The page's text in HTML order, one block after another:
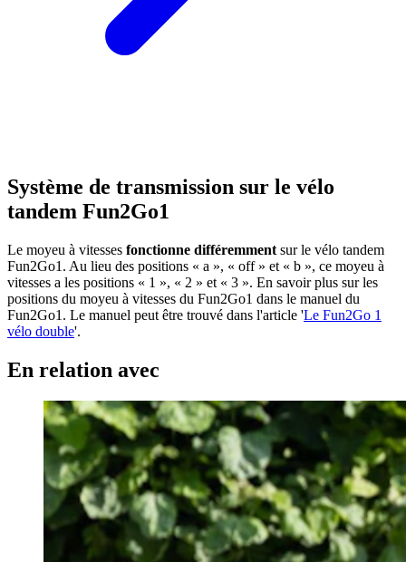
Système de transmission sur le vélo
tandem Fun2Go1
Le moyeu à vitesses fonctionne différemment sur le vélo tandem
Fun2Go1. Au lieu des positions « a », « off » et « b », ce moyeu à
vitesses a les positions « 1 », « 2 » et « 3 ». En savoir plus sur les
positions du moyeu à vitesses du Fun2Go1 dans le manuel du
Fun2Go1. Le manuel peut être trouvé dans l'article 'Le Fun2Go 1
vélo double'.
En relation avec